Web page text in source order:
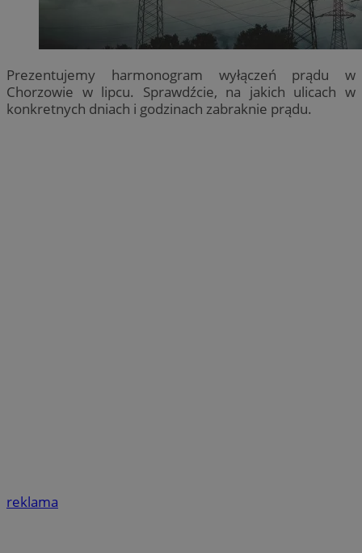
Prezentujemy harmonogram wyłączeń prądu w
Chorzowie w lipcu. Sprawdźcie, na jakich ulicach w
konkretnych dniach i godzinach zabraknie prądu.
reklama